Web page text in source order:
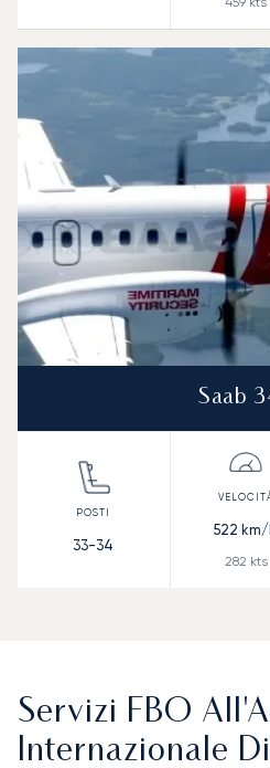
Saab
33-34
522
282 kts
Servizi FBO
Internazionale